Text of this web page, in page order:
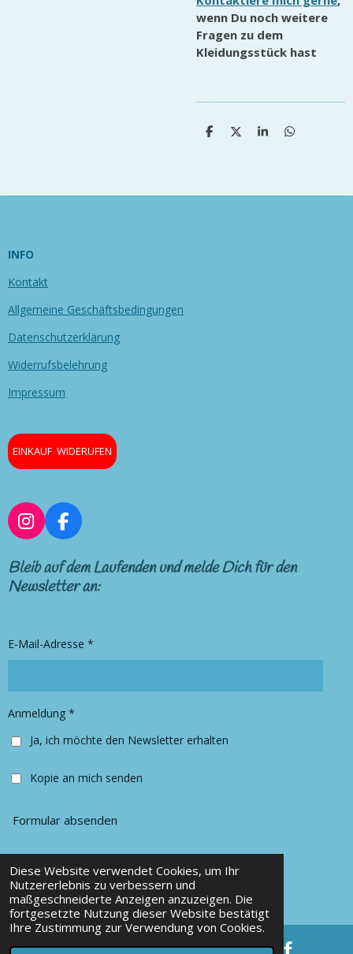
Diese Website verwendet Cookies, um Ihr
Nutzererlebnis zu verbessern und
maßgeschneiderte Anzeigen anzuzeigen. Die
fortgesetzte Nutzung dieser Website bestätigt
Ihre Zustimmung zur Verwendung von Cookies.
wenn Du noch weitere
Fragen zu dem
Kleidungsstück hast
T
n
T
n
T
n
T
n
INFO
Kontakt
Allgemeine Geschäftsbedingungen
Datenschutzerklärung
Widerrufsbelehrung
Impressum
EINKAUF WIDERUFEN
I
n
s
t
a
a
F
a
c
e
b
k
Bleib auf dem Laufenden und melde Dich für den
Newsletter an:
E-Mail-Adresse *
Anmeldung *
Ja, ich möchte den Newsletter erhalten
Kopie an mich senden
Formular absenden
© 2025 Chancy Kleidung
Mit Unterstützung vonWebador